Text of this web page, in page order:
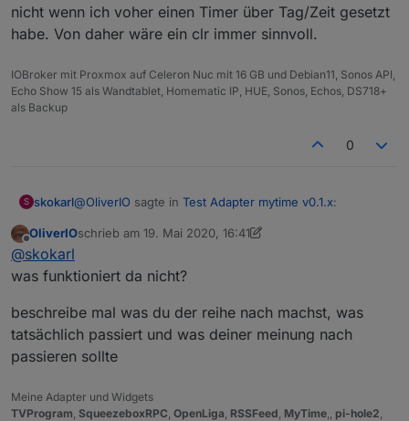
nicht wenn ich voher einen Timer über Tag/Zeit gesetzt
habe. Von daher wäre ein clr immer sinnvoll.
IOBroker mit Proxmox auf Celeron Nuc mit 16 GB und Debian11, Sonos API,
Echo Show 15 als Wandtablet, Homematic IP, HUE, Sonos, Echos, DS718+
als Backup
0
S skokarl@OliverIO sagte in Test Adapter mytime v0.1.x:
wäre das dann in cmd
ja, so mache ich es aktuell über Blockly....klappt aber
habe. Von daher wäre ein clr immer sinnvoll.
Offline
OliverIOschrieb am 19. Mai 2020, 16:41
zuletzt editiert von OliverIO
@skokarl
was funktioniert da nicht?
beschreibe mal was du der reihe nach machst, was
tatsächlich passiert und was deiner meinung nach
passieren sollte
Meine Adapter und Widgets
TVProgram SqueezeboxRPC OpenLiga RSSFeed MyTime pi-hole2